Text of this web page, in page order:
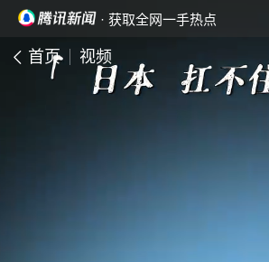
· 获取全网一手热点
首页 视频